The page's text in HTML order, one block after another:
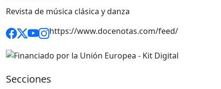
Revista de música clásica y danza
https://www.docenotas.com/feed/
Secciones